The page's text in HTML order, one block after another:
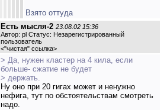
Взято оттуда
Есть мысля-2 23.08.02 15:36
Автор: pl Статус: Незарегистрированный
пользователь
<"чистая" ссылка>
> Да, нужен кластер на 4 кила, если
больше- сжатие не будет
> держать.
Ну оно при 20 гигах может и ненужно
нефига, тут по обстоятельствам смотреть
надо.